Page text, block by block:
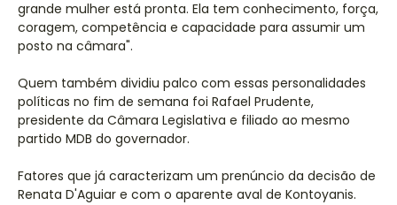
grande mulher está pronta. Ela tem conhecimento, força,
coragem, competência e capacidade para assumir um
posto na câmara".
Quem também dividiu palco com essas personalidades
políticas no fim de semana foi Rafael Prudente,
presidente da Câmara Legislativa e filiado ao mesmo
partido MDB do governador.
Fatores que já caracterizam um prenúncio da decisão de
Renata D'Aguiar e com o aparente aval de Kontoyanis.